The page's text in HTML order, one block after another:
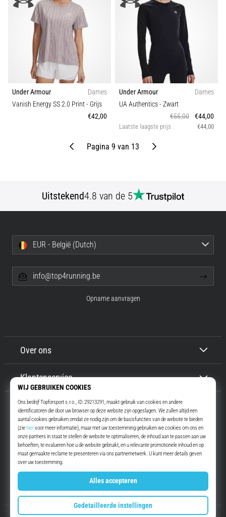
Under Armour
Dames
Vanish Energy SS 2.0 Print- Grijs
€42,00
Under Armour
Dames
UA Authentics- Zwart
€55,00
€44,00
Laatste laagste prijs €44,00
VorigePagina 9 van 13 Volgende
Uitstekend4.8 van de 5
Top4Running.be
Meer dan 16 jaar motiveren wij jou om te gaan lopen. Sneller. Met ons.
Elke dag.
InstagramYouTube
Over ons
Klantenservice
EUR - België (Dutch)
info@top4running.be
Opname aanvragen